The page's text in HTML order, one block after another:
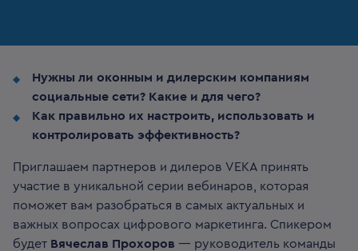
Нужны ли оконным и дилерским компаниям
социальные сети? Какие и для чего?
Как правильно их настроить, использовать и
контролировать эффективность?
Приглашаем партнеров и дилеров VEKA принять
участие в уникальной серии вебинаров, которая
поможет вам разобраться в самых актуальных и
важных вопросах цифрового маркетинга. Спикером
будет Вячеслав Прохоров — руководитель команды